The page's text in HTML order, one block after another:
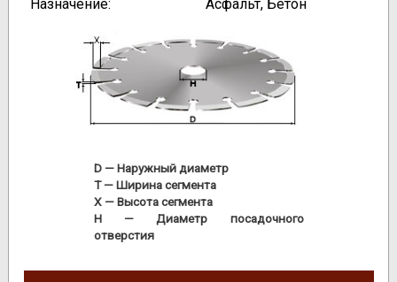
Назначение:
Асфальт, Бетон
D— Наружный диаметр
T— Ширина сегмента
X— Высота сегмента
H— Диаметр посадочного
отверстия